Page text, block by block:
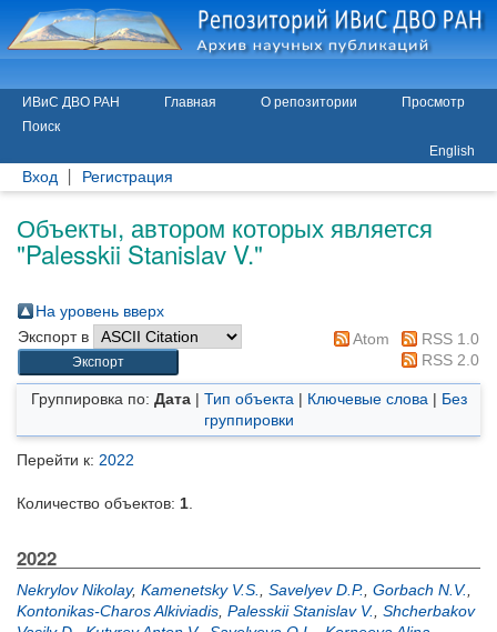
ИВиС ДВО РАН Главная О репозитории
Просмотр
Поиск
English
Вход Регистрация
Объекты, автором которых является
"Palesskii Stanislav V."
На уровень вверх
Экспорт в
Atom
RSS 1.0
RSS 2.0
Группировка по: Дата| Тип объекта | Ключевые слова | Без
группировки
Перейти к: 2022
Количество объектов: 1
2022
Nekrylov Nikolay, Kamenetsky V.S. Savelyev D.P. Gorbach N.V.
Kontonikas-Charos Alkiviadis Palesskii Stanislav V. Shcherbakov